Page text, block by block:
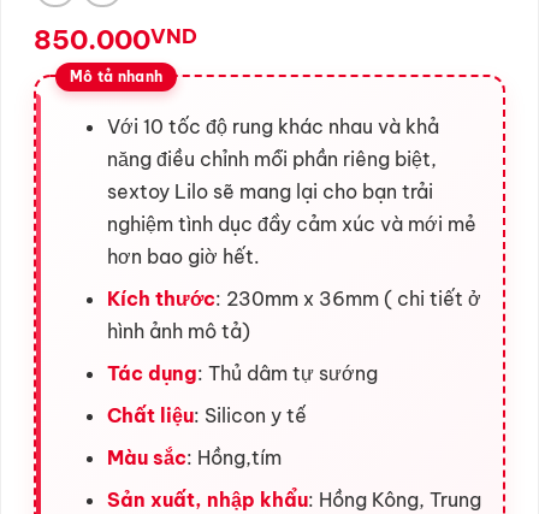
850.000VND
Với 10 tốc độ rung khác nhau và khả
năng điều chỉnh mỗi phần riêng biệt,
sextoy Lilo sẽ mang lại cho bạn trải
nghiệm tình dục đầy cảm xúc và mới mẻ
hơn bao giờ hết.
Kích thước: 230mm x 36mm ( chi tiết ở
hình ảnh mô tả)
Tác dụng: Thủ dâm tự sướng
Chất liệu: Silicon y tế
Màu sắc: Hồng,tím
Sản xuất, nhập khẩu: Hồng Kông, Trung